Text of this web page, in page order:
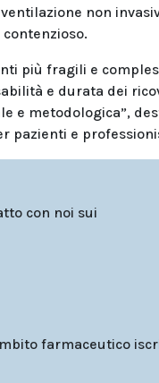
non
più fragili e
e durata dei
e metodologica”,
pazienti e
con noi sui
farmaceutico